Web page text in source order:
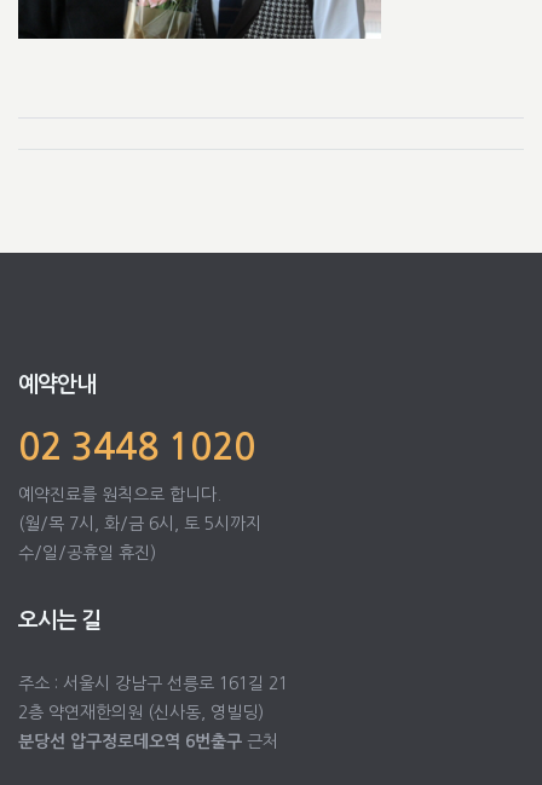
예약안내
02 3448 1020
예약진료를 원칙으로 합니다.
(월/목 7시, 화/금 6시, 토 5시까지
수/일/공휴일 휴진)
오시는 길
주소 : 서울시 강남구 선릉로 161길 21
2층 약연재한의원 (신사동, 영빌딩)
분당선 압구정로데오역 6번출구 근처